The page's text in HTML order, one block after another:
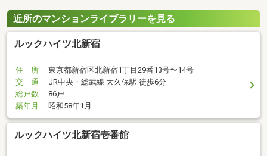
近所のマンションライブラリーを見る
ルックハイツ北新宿
住 所
東京都新宿区北新宿1丁目29番13号〜14号
交 通
JR中央・総武線 大久保駅 徒歩6分
総戸数
86戸
築年月
昭和58年1月
ルックハイツ北新宿壱番館